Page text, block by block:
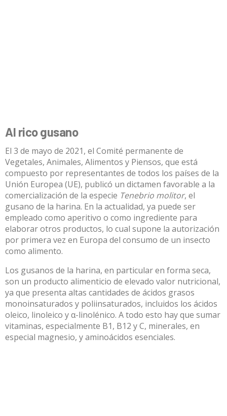
Al rico gusano
El 3 de mayo de 2021, el Comité permanente de
Vegetales, Animales, Alimentos y Piensos, que está
compuesto por representantes de todos los países de la
Unión Europea (UE), publicó un dictamen favorable a la
comercialización de la especie Tenebrio molitor, el
gusano de la harina. En la actualidad, ya puede ser
empleado como aperitivo o como ingrediente para
elaborar otros productos, lo cual supone la autorización
por primera vez en Europa del consumo de un insecto
como alimento.
Los gusanos de la harina, en particular en forma seca,
son un producto alimenticio de elevado valor nutricional,
ya que presenta altas cantidades de ácidos grasos
monoinsaturados y poliinsaturados, incluidos los ácidos
oleico, linoleico y α-linolénico. A todo esto hay que sumar
vitaminas, especialmente B1, B12 y C, minerales, en
especial magnesio, y aminoácidos esenciales.